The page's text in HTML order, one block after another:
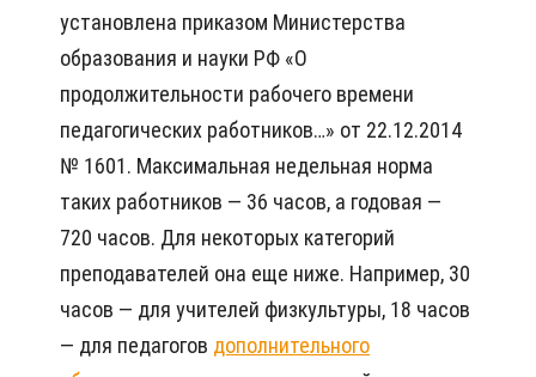
установлена приказом Министерства
образования и науки РФ «О
продолжительности рабочего времени
педагогических работников…» от 22.12.2014
№ 1601. Максимальная недельная норма
таких работников — 36 часов, а годовая —
720 часов. Для некоторых категорий
преподавателей она еще ниже. Например, 30
часов — для учителей физкультуры, 18 часов
— для педагогов дополнительного